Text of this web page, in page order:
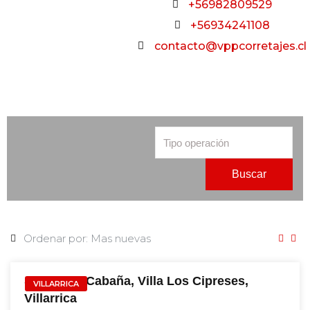
+56982809529
+56934241108
contacto@vppcorretajes.cl
Buscar
VILLARRICA
Sitio, Con Cabaña, Villa Los Cipreses,
Villarrica